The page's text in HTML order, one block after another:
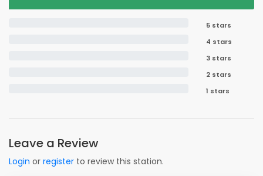
5 stars
4 stars
3 stars
2 stars
1 stars
Leave a Review
Login or register to review this station.